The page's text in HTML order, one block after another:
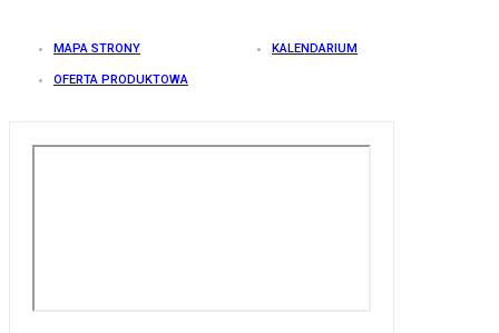
MAPA STRONY KALENDARIUM
OFERTA PRODUKTOWA